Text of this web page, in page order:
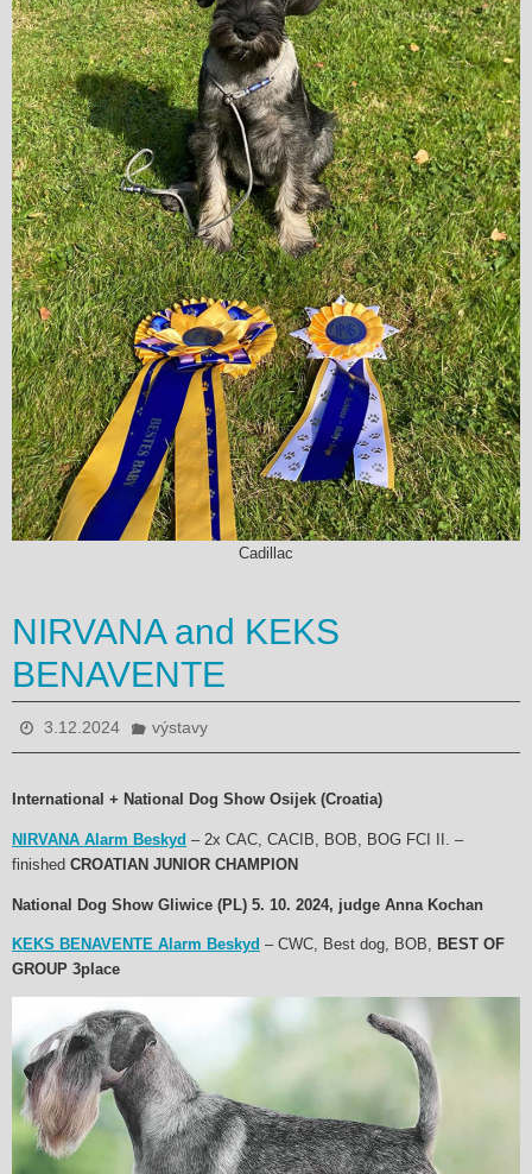
Cadillac
NIRVANA and KEKS
BENAVENTE
3.12.2024 výstavy
International + National Dog Show Osijek (Croatia)
NIRVANA Alarm Beskyd – 2x CAC, CACIB, BOB, BOG FCI II. –
finished CROATIAN JUNIOR CHAMPION
National Dog Show Gliwice (PL) 5. 10. 2024, judge Anna Kochan
KEKS BENAVENTE Alarm Beskyd – CWC, Best dog, BOB, BEST OF
GROUP 3place